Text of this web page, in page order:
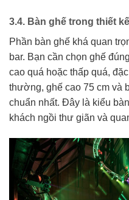
3.4. Bàn ghế trong thiết
Phần bàn ghế khá quan
bar. Bạn cần chọn ghế
cao quá hoặc thấp quá,
thường, ghế cao 75 cm và
chuẩn nhất. Đây là kiểu
khách ngồi thư giãn và